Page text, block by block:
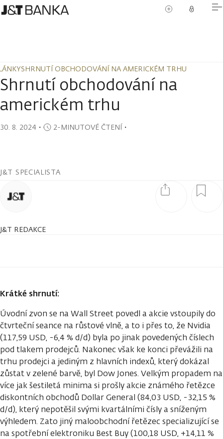
SHRNUTÍ OBCHODOVÁNÍ NA AMERICKÉM TRHU
SHRNUTÍ OBCHODOVÁNÍ NA AMERICKÉM TRHU
Shrnutí obchodování na
americkém trhu
30. 8. 2024 ・ 2-MINUTOVÉ ČTENÍ・
J&T SPECIALISTA
J&T REDAKCE
Krátké shrnutí:
Úvodní zvon se na Wall Street povedl a akcie vstoupily do
čtvrteční seance na růstové vlně, a to i přes to, že Nvidia
(117,59 USD, -6,4 % d/d) byla po jinak povedených číslech
pod tlakem prodejců. Nakonec však ke konci převážili na
trhu prodejci a jediným z hlavních indexů, který dokázal
zůstat v zelené barvě, byl Dow Jones. Velkým propadem na
více jak šestiletá minima si prošly akcie známého řetězce
diskontních obchodů Dollar General (84,03 USD, -32,15 %
d/d), který nepotěšil svými kvartálními čísly a sníženým
výhledem. Zato jiný maloobchodní řetězec specializující se
na spotřební elektroniku Best Buy (100,18 USD, +14,11 %